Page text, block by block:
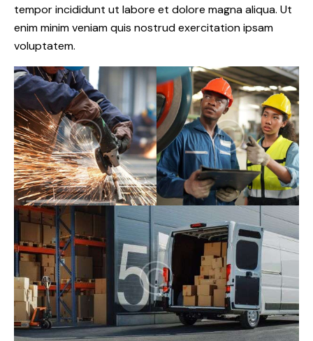
tempor incididunt ut labore et dolore magna aliqua. Ut
enim minim veniam quis nostrud exercitation ipsam
voluptatem.